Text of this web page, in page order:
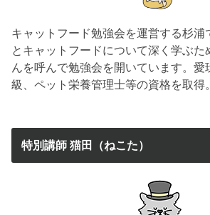
キャットフード勉強会を運営する杉浦
とキャットフードについて深く学ぶた
んを呼んで勉強会を開いています。愛
級、ペット栄養管理士等の資格を取得。
特別講師 猫田（ねこた）